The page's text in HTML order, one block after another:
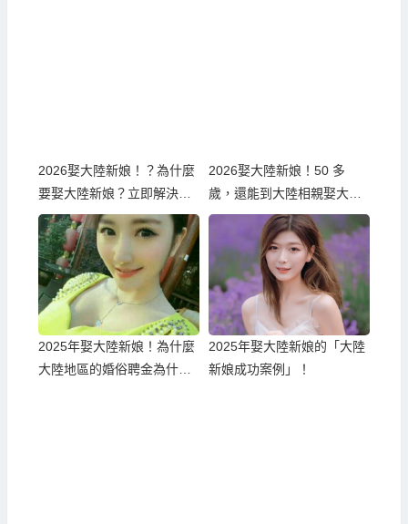
2026娶大陸新娘！？為什麼
要娶大陸新娘？立即解決婚
姻困境！
2026娶大陸新娘！50 多
歲，還能到大陸相親娶大陸
新娘嗎？現實條件一次說清
2025年娶大陸新娘！為什麼
大陸地區的婚俗聘金為什麼
2025年娶大陸新娘的「大陸
新娘成功案例」！